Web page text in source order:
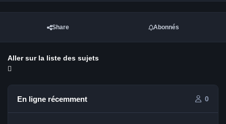
Share Abonnés
Aller sur la liste des sujets
En ligne récemment 0